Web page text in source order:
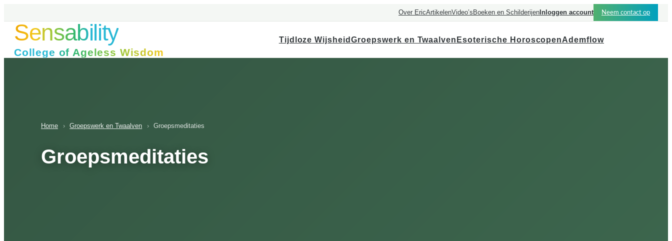
naar
Over EricArtikelenVideo’s Boeken en Schilderijen Inloggen account Neem contact op
Sensability
College of Ageless Wisdom
Tijdloze WijsheidGroepswerk en Twaalven Esoterische HoroscopenAdemflow
Home › Groepswerk en Twaalven › Groepsmeditaties
Groepsmeditaties